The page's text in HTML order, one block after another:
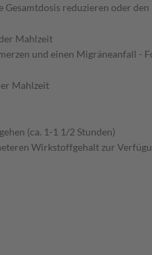
reduzieren oder
Mahlzeit
und einen Migräneanfall -
Mahlzeit
(ca. 1-1 1/2 Stunden)
Wirkstoffgehalt zur